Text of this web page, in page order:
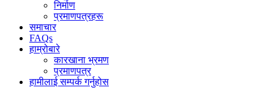
निर्माण
प्रमाणपत्रहरू
समाचार
FAQs
हाम्रोबारे
कारखाना भ्रमण
प्रमाणपत्र
हामीलाई सम्पर्क गर्नुहोस